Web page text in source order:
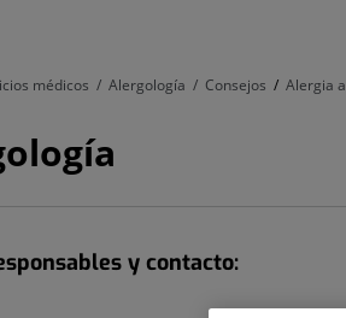
médicos Alergología Consejos Alergia
y contacto: